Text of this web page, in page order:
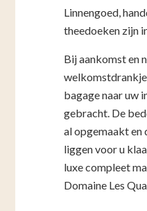
Linnengoed,
theedoeken zijn
Bij aankomst en
bagage naar uw
gebracht. De
al opgemaakt en
liggen voor u
luxe compleet
Domaine Les